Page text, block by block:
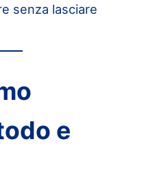
senza lasciare
e